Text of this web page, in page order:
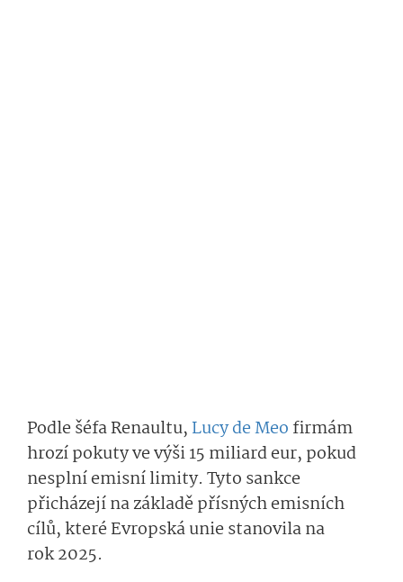
Podle šéfa Renaultu, Lucy de Meo firmám
hrozí pokuty ve výši 15 miliard eur, pokud
nesplní emisní limity. Tyto sankce
přicházejí na základě přísných emisních
cílů, které Evropská unie stanovila na
rok 2025.